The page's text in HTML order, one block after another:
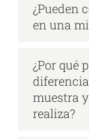
¿Pueden
en una
¿Por qué
muestra
realiza?